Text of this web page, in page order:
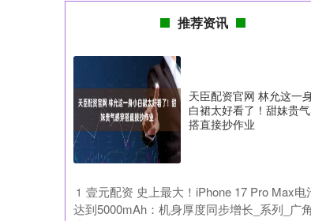
推荐资讯
天臣配资官网 林允这一
白裙太好看了！甜妹贵
搭直接抄作业
1 壹元配资 史上最大！iPhone 17 Pro Max电
达到5000mAh：机身厚度同步增长_系列_广